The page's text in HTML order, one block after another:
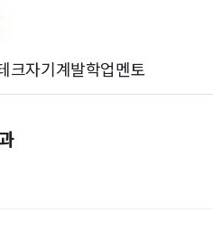
크자기계발학업멘토